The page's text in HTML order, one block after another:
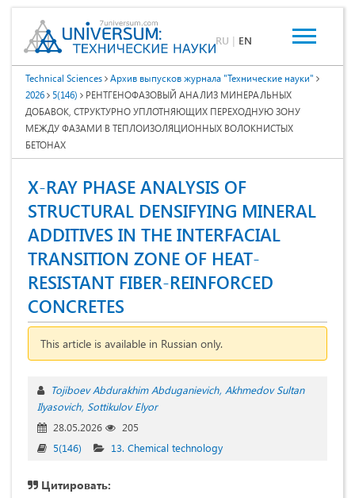
RU | EN
Technical Sciences
Архив выпусков журнала "Технические науки"
2026
5(146)
РЕНТГЕНОФАЗОВЫЙ АНАЛИЗ МИНЕРАЛЬНЫХ
ДОБАВОК, СТРУКТУРНО УПЛОТНЯЮЩИХ ПЕРЕХОДНУЮ ЗОНУ
МЕЖДУ ФАЗАМИ В ТЕПЛОИЗОЛЯЦИОННЫХ ВОЛОКНИСТЫХ
БЕТОНАХ
X-RAY PHASE ANALYSIS OF
STRUCTURAL DENSIFYING MINERAL
ADDITIVES IN THE INTERFACIAL
TRANSITION ZONE OF HEAT-
RESISTANT FIBER-REINFORCED
CONCRETES
This article is available in Russian only.
Tojiboev Abdurakhim Abduganievich Akhmedov Sultan
Ilyasovich Sottikulov Elyor
28.05.2026
205
5(146)
13. Chemical technology
Цитировать: